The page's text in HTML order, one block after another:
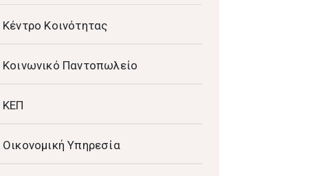
Κέντρο Κοινότητας
Κοινωνικό Παντοπωλείο
ΚΕΠ
Οικονομική Υπηρεσία